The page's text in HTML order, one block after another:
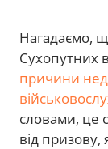
Нагадаємо,
Сухопутних
причини
словами, це
від